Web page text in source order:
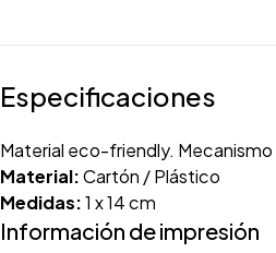
Especificaciones
Material eco-friendly. Mecanismo
Material:Cartón / Plástico
Medidas:1 x 14 cm
Información de impresión